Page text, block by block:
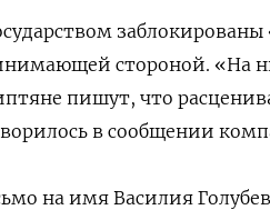
заблокированы
стороной. «На
пишут, что
в сообщении
на имя Василия